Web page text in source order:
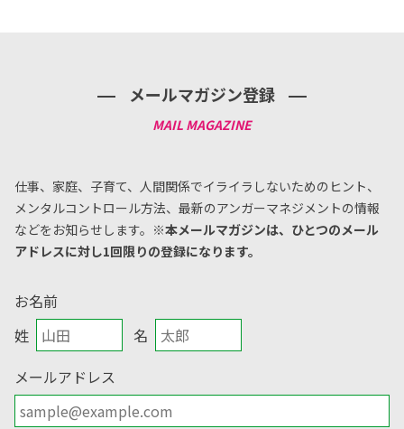
メールマガジン登録
仕事、家庭、子育て、人間関係でイライラしないためのヒント、
メンタルコントロール方法、 最新のアンガーマネジメントの情報
などをお知らせします。 ※本メールマガジンは、ひとつのメール
アドレスに対し1回限りの登録になります。
お名前
姓
名
メールアドレス